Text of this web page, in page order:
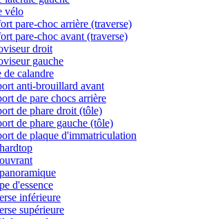
vélo
pare-choc arrière (traverse)
pare-choc avant (traverse)
droit
gauche
de calandre
anti-brouillard avant
de pare chocs arrière
de phare droit (tôle)
de phare gauche (tôle)
de plaque d'immatriculation
d'essence
inférieure
supérieure